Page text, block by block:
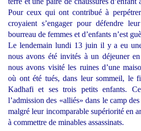
Pour ceux qui ont contribué à
croyaient s’engager pour défendre
bourreau de femmes et d’enfants n’est
Le lendemain lundi 13 juin il y a eu
nous avons été invités à un déjeuner
nous avons visité les ruines d’une
où ont été tués, dans leur sommeil, le
Kadhafi et ses trois petits enfants.
l’admission des «alliés» dans le camp
malgré leur incomparable supériorité en
à commettre de minables assassinats.